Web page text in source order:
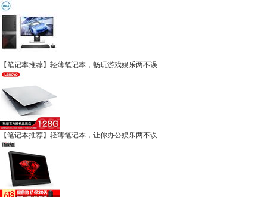
【笔记本推荐】轻薄笔记本，畅玩游戏娱乐两不误
【笔记本推荐】轻薄笔记本，让你办公娱乐两不误